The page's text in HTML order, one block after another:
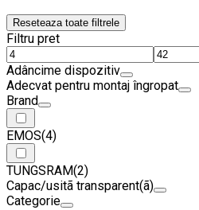
Reseteaza toate filtrele
Filtru pret
Adâncime dispozitiv
Adecvat pentru montaj îngropat
Brand
EMOS(4)
TUNGSRAM(2)
Capac/usitã transparent(ã)
Categorie